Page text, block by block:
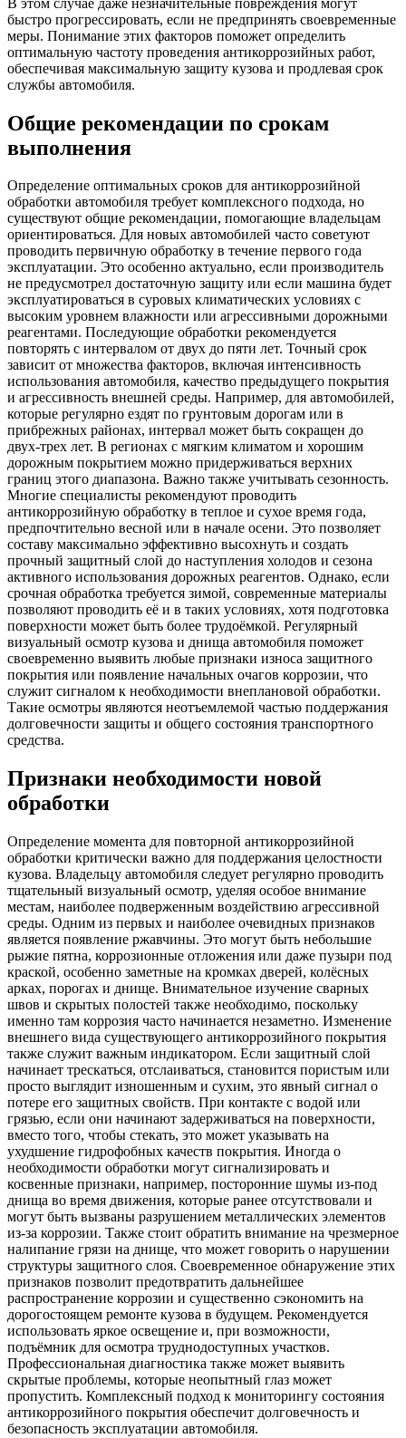
быстро прогрессировать, если не предпринять своевременные
меры. Понимание этих факторов поможет определить
оптимальную частоту проведения антикоррозийных работ,
обеспечивая максимальную защиту кузова и продлевая срок
службы автомобиля.
Общие рекомендации по срокам
выполнения
Определение оптимальных сроков для антикоррозийной
обработки автомобиля требует комплексного подхода, но
существуют общие рекомендации, помогающие владельцам
ориентироваться. Для новых автомобилей часто советуют
проводить первичную обработку в течение первого года
эксплуатации. Это особенно актуально, если производитель
не предусмотрел достаточную защиту или если машина будет
эксплуатироваться в суровых климатических условиях с
высоким уровнем влажности или агрессивными дорожными
реагентами. Последующие обработки рекомендуется
повторять с интервалом от двух до пяти лет. Точный срок
зависит от множества факторов, включая интенсивность
использования автомобиля, качество предыдущего покрытия
и агрессивность внешней среды. Например, для автомобилей,
которые регулярно ездят по грунтовым дорогам или в
прибрежных районах, интервал может быть сокращен до
двух-трех лет. В регионах с мягким климатом и хорошим
дорожным покрытием можно придерживаться верхних
границ этого диапазона. Важно также учитывать сезонность.
Многие специалисты рекомендуют проводить
антикоррозийную обработку в теплое и сухое время года,
предпочтительно весной или в начале осени. Это позволяет
составу максимально эффективно высохнуть и создать
прочный защитный слой до наступления холодов и сезона
активного использования дорожных реагентов. Однако, если
срочная обработка требуется зимой, современные материалы
позволяют проводить её и в таких условиях, хотя подготовка
поверхности может быть более трудоёмкой. Регулярный
визуальный осмотр кузова и днища автомобиля поможет
своевременно выявить любые признаки износа защитного
покрытия или появление начальных очагов коррозии, что
служит сигналом к необходимости внеплановой обработки.
Такие осмотры являются неотъемлемой частью поддержания
долговечности защиты и общего состояния транспортного
средства.
Признаки необходимости новой
обработки
Определение момента для повторной антикоррозийной
обработки критически важно для поддержания целостности
кузова. Владельцу автомобиля следует регулярно проводить
тщательный визуальный осмотр, уделяя особое внимание
местам, наиболее подверженным воздействию агрессивной
среды. Одним из первых и наиболее очевидных признаков
является появление ржавчины. Это могут быть небольшие
рыжие пятна, коррозионные отложения или даже пузыри под
краской, особенно заметные на кромках дверей, колёсных
арках, порогах и днище. Внимательное изучение сварных
швов и скрытых полостей также необходимо, поскольку
именно там коррозия часто начинается незаметно. Изменение
внешнего вида существующего антикоррозийного покрытия
также служит важным индикатором. Если защитный слой
начинает трескаться, отслаиваться, становится пористым или
просто выглядит изношенным и сухим, это явный сигнал о
потере его защитных свойств. При контакте с водой или
грязью, если они начинают задерживаться на поверхности,
вместо того, чтобы стекать, это может указывать на
ухудшение гидрофобных качеств покрытия. Иногда о
необходимости обработки могут сигнализировать и
косвенные признаки, например, посторонние шумы из-под
днища во время движения, которые ранее отсутствовали и
могут быть вызваны разрушением металлических элементов
из-за коррозии. Также стоит обратить внимание на чрезмерное
налипание грязи на днище, что может говорить о нарушении
структуры защитного слоя. Своевременное обнаружение этих
признаков позволит предотвратить дальнейшее
распространение коррозии и существенно сэкономить на
дорогостоящем ремонте кузова в будущем. Рекомендуется
использовать яркое освещение и, при возможности,
подъёмник для осмотра труднодоступных участков.
Профессиональная диагностика также может выявить
скрытые проблемы, которые неопытный глаз может
пропустить. Комплексный подход к мониторингу состояния
антикоррозийного покрытия обеспечит долговечность и
безопасность эксплуатации автомобиля.